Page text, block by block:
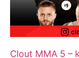
Clout MMA 5 –